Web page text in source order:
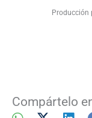
Producción
Compártelo